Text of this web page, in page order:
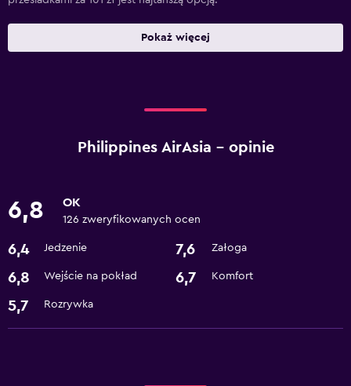
Pokaż więcej
Philippines AirAsia – opinie
6,8 OK
126 zweryfikowanych ocen
6,4 Jedzenie 7,6 Załoga
6,8 Wejście na pokład 6,7 Komfort
5,7 Rozrywka